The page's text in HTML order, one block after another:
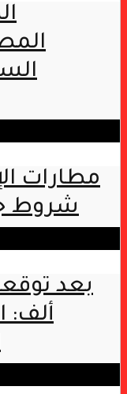
مطارات
شروط
ألف: